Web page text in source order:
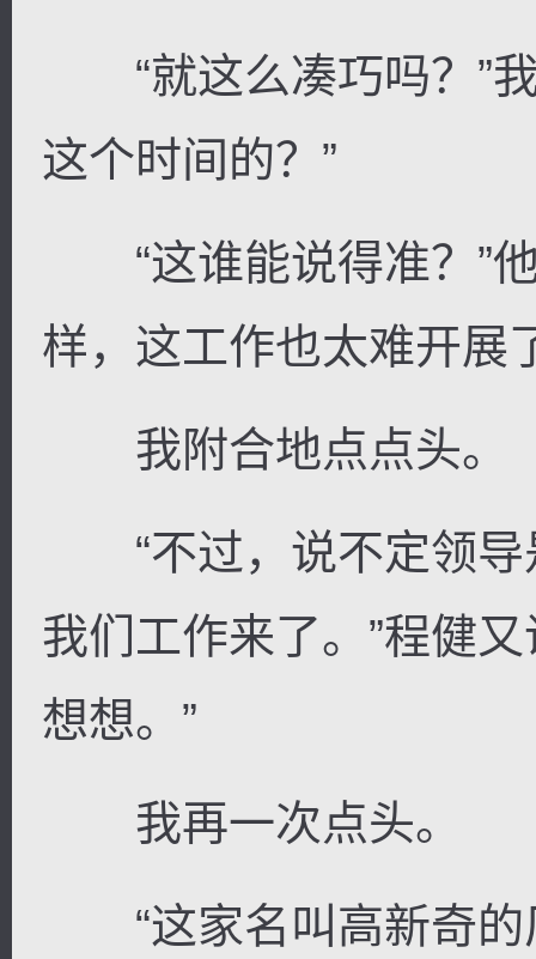
“就这么凑巧吗？”我
这个时间的？”
“这谁能说得准？”他
样，这工作也太难开展
我附合地点点头。
“不过，说不定领导
我们工作来了。”程健
想想。”
我再一次点头。
“这家名叫高新奇的